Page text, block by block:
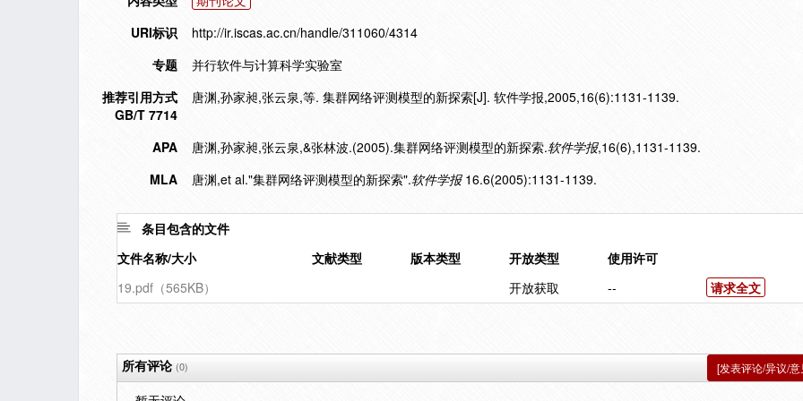
URI标识
http://ir.iscas.ac.cn/handle/311060/4314
专题
并行软件与计算科学实验室
推荐引用方式
GB/T 7714
唐渊,孙家昶,张云泉,等. 集群网络评测模型的新探索[J]. 软件学报,2005,16(6):1131-1139.
APA 唐渊,孙家昶,张云泉,&张林波.(2005).集群网络评测模型的新探索.软件学报,16(6),1131-1139.
MLA
唐渊,et al."集群网络评测模型的新探索".软件学报16.6(2005):1131-1139.
条目包含的文件
文件名称/大小
文献类型 版本类型 开放类型
使用许可
19.pdf（565KB）
开放获取 -- 请求全文
所有评论(0) [发表评论/异议/意